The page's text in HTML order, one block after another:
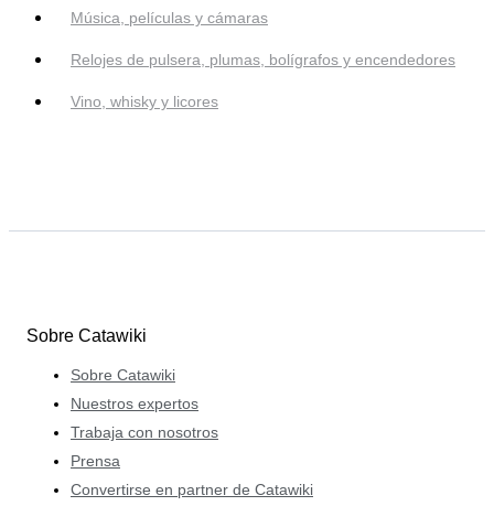
Música, películas y cámaras
Relojes de pulsera, plumas, bolígrafos y encendedores
Vino, whisky y licores
Sobre Catawiki
Sobre Catawiki
Nuestros expertos
Trabaja con nosotros
Prensa
Convertirse en partner de Catawiki